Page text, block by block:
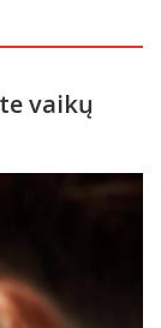
aprangos
vaikų